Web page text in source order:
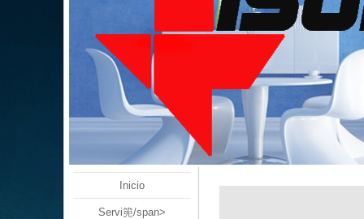
Inicio
Servi篼/span>